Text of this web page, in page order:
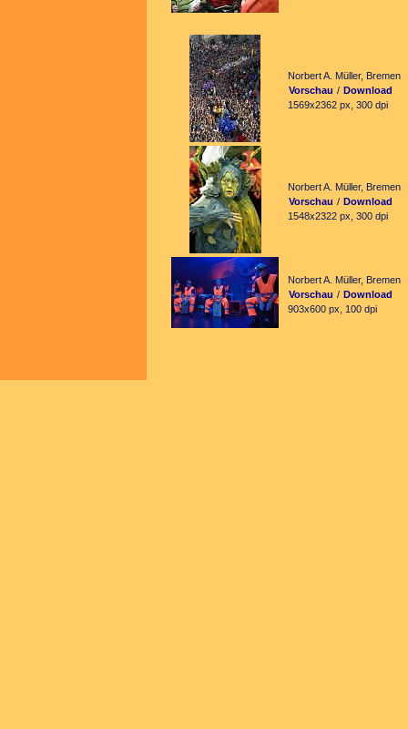
Norbert A. Müller, Bremen
Vorschau / Download
1569x2362 px, 300 dpi
Norbert A. Müller, Bremen
Vorschau / Download
1548x2322 px, 300 dpi
Norbert A. Müller, Bremen
Vorschau / Download
903x600 px, 100 dpi